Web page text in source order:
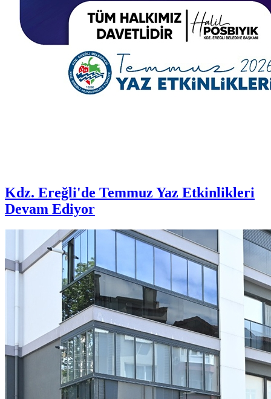
Kdz. Ereğli'de Temmuz Yaz Etkinlikleri
Devam Ediyor